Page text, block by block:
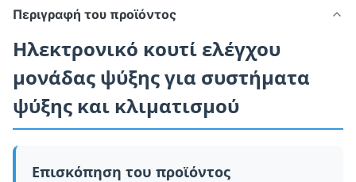
Περιγραφή του προϊόντος
Ηλεκτρονικό κουτί ελέγχου
μονάδας ψύξης για συστήματα
ψύξης και κλιματισμού
Επισκόπηση του προϊόντος